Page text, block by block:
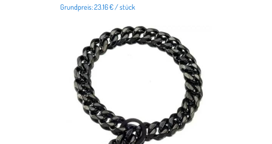
Grundpreis: 23.16 € / stück